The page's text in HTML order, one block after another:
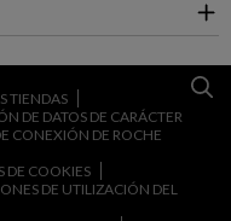
TIENDAS
DE DATOS DE CARÁCTER
CONEXIÓN DE ROCHE
DE COOKIES
DE UTILIZACIÓN DEL